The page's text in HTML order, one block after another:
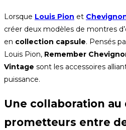
Lorsque Louis Pion et
créer deux modèles de montres
en collection capsule. Pensés
Louis Pion, Remember
Vintage sont les accessoires
puissance.
Une collaboration au
prometteurs entre